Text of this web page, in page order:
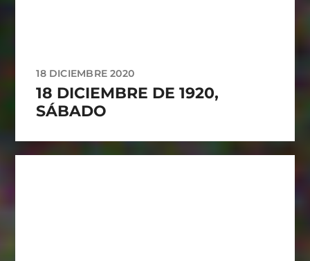
18 DICIEMBRE 2020
18 DICIEMBRE DE 1920,
SÁBADO